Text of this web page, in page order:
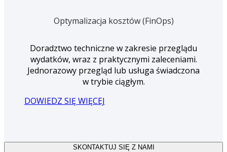
Optymalizacja kosztów (FinOps)
Doradztwo techniczne w zakresie przeglądu
wydatków, wraz z praktycznymi zaleceniami.
Jednorazowy przegląd lub usługa świadczona
w trybie ciągłym.
DOWIEDZ SIĘ WIĘCEJ
SKONTAKTUJ SIĘ Z NAMI